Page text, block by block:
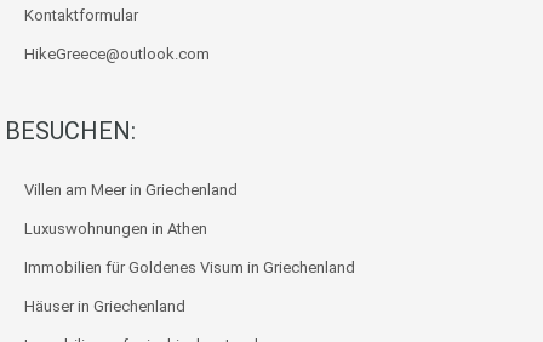
Kontaktformular
HikeGreece@outlook.com
BESUCHEN:
Villen am Meer in Griechenland
Luxuswohnungen in Athen
Immobilien für Goldenes Visum in Griechenland
Häuser in Griechenland